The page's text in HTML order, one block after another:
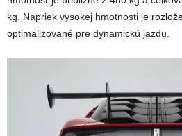
kg. Napriek vysokej hmotnosti je
optimalizované pre dynamickú jazdu.